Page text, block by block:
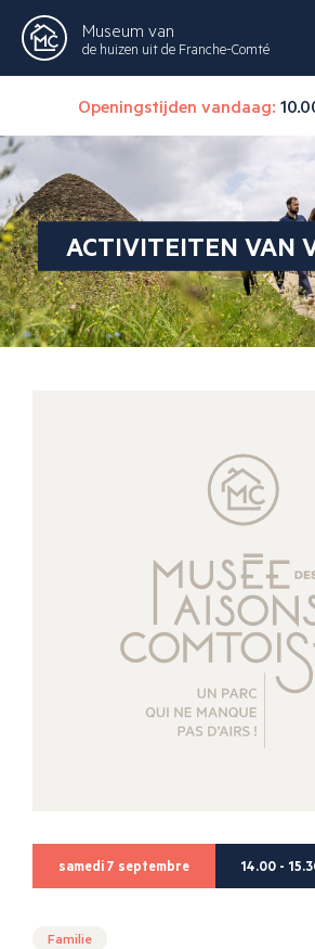
Museum van
de huizen uit de Franche-Comté
Openingstijden vandaag:
ACTIVITEITEN VAN
samedi 7 septembre 14.00 -
Familie